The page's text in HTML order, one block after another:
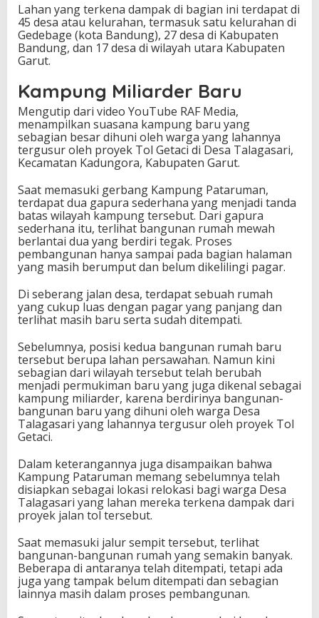
Lahan yang terkena dampak di bagian ini terdapat di
45 desa atau kelurahan, termasuk satu kelurahan di
Gedebage (kota Bandung), 27 desa di Kabupaten
Bandung, dan 17 desa di wilayah utara Kabupaten
Garut.
Kampung Miliarder Baru
Mengutip dari video YouTube RAF Media,
menampilkan suasana kampung baru yang
sebagian besar dihuni oleh warga yang lahannya
tergusur oleh proyek Tol Getaci di Desa Talagasari,
Kecamatan Kadungora, Kabupaten Garut.
Saat memasuki gerbang Kampung Pataruman,
terdapat dua gapura sederhana yang menjadi tanda
batas wilayah kampung tersebut. Dari gapura
sederhana itu, terlihat bangunan rumah mewah
berlantai dua yang berdiri tegak. Proses
pembangunan hanya sampai pada bagian halaman
yang masih berumput dan belum dikelilingi pagar.
Di seberang jalan desa, terdapat sebuah rumah
yang cukup luas dengan pagar yang panjang dan
terlihat masih baru serta sudah ditempati.
Sebelumnya, posisi kedua bangunan rumah baru
tersebut berupa lahan persawahan. Namun kini
sebagian dari wilayah tersebut telah berubah
menjadi permukiman baru yang juga dikenal sebagai
kampung miliarder, karena berdirinya bangunan-
bangunan baru yang dihuni oleh warga Desa
Talagasari yang lahannya tergusur oleh proyek Tol
Getaci.
Dalam keterangannya juga disampaikan bahwa
Kampung Pataruman memang sebelumnya telah
disiapkan sebagai lokasi relokasi bagi warga Desa
Talagasari yang lahan mereka terkena dampak dari
proyek jalan tol tersebut.
Saat memasuki jalur sempit tersebut, terlihat
bangunan-bangunan rumah yang semakin banyak.
Beberapa di antaranya telah ditempati, tetapi ada
juga yang tampak belum ditempati dan sebagian
lainnya masih dalam proses pembangunan.